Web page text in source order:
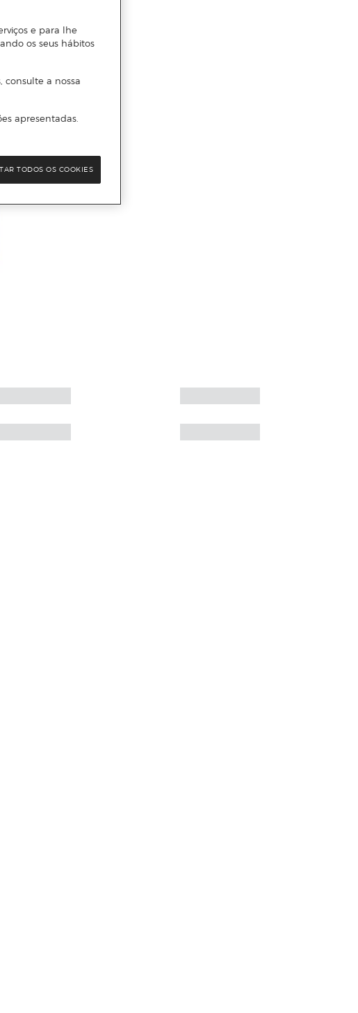
e para lhe
os seus hábitos
consulte a nossa
apresentadas.
TODOS OS COOKIES